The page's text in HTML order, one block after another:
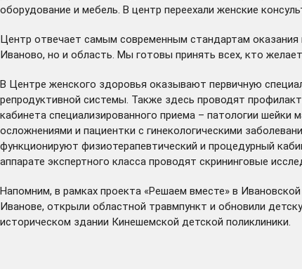
оборудование и мебель. В центр переехали женские
Центр отвечает самым современным стандартам
Иваново, но и область. Мы готовы принять всех, кто
В Центре женского здоровья оказывают первичную
репродуктивной системы. Также здесь проводят
кабинета специализированного приема – патологии шейки
осложнениями и пациентки с гинекологическими
функционируют физиотерапевтический и процедурный
аппарате экспертного класса проводят скрининговые
Напомним, в рамках проекта «Решаем вместе» в
Иванове, открыли областной травмпункт и обновили
историческом здании Кинешемской детской поликлиники.